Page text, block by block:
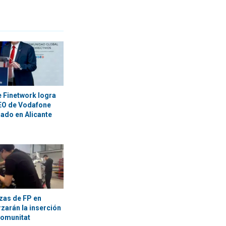
Finetwork logra
de Vodafone
en Alicante
de FP en
la inserción